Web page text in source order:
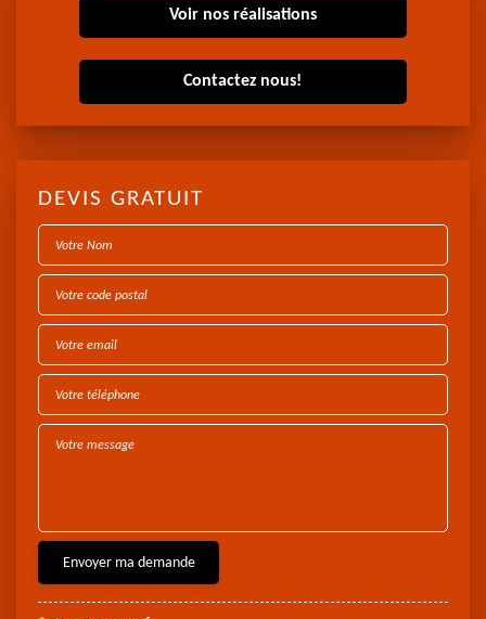
Voir nos réalisations
Contactez nous!
DEVIS GRATUIT